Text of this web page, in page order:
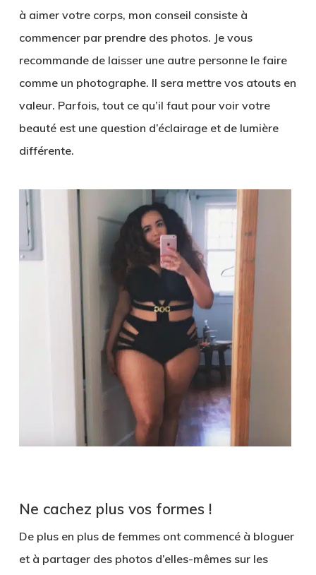
à aimer votre corps, mon conseil consiste à
commencer par prendre des photos. Je vous
recommande de laisser une autre personne le faire
comme un photographe. Il sera mettre vos atouts en
valeur. Parfois, tout ce qu’il faut pour voir votre
beauté est une question d’éclairage et de lumière
différente.
Ne cachez plus vos formes !
De plus en plus de femmes ont commencé à bloguer
et à partager des photos d’elles-mêmes sur les